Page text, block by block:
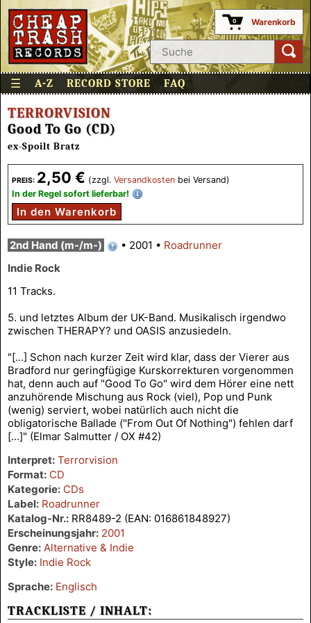
0 Warenkorb
☰ A-Z RECORD STORE FAQ
PREIS: 2,50 € (zzgl. Versandkosten bei Versand)
In der Regel sofort lieferbar!
In den Warenkorb
TERRORVISION
Good To Go (CD)
ex-Spoilt Bratz
2nd Hand (m-/m-) • 2001 • Roadrunner
Indie Rock
11 Tracks.
5. und letztes Album der UK-Band. Musikalisch irgendwo
zwischen THERAPY? und OASIS anzusiedeln.
"[...] Schon nach kurzer Zeit wird klar, dass der Vierer aus
Bradford nur geringfügige Kurskorrekturen vorgenommen
hat, denn auch auf "Good To Go" wird dem Hörer eine nett
anzuhörende Mischung aus Rock (viel), Pop und Punk
(wenig) serviert, wobei natürlich auch nicht die
obligatorische Ballade ("From Out Of Nothing") fehlen darf
[...]" (Elmar Salmutter / OX #42)
Interpret: Terrorvision
Format: CD
Kategorie: CDs
Label: Roadrunner
Katalog-Nr.: RR8489-2 (EAN: 016861848927)
Erscheinungsjahr: 2001
Genre: Alternative & Indie
Style: Indie Rock
Sprache: Englisch
TRACKLISTE / INHALT: